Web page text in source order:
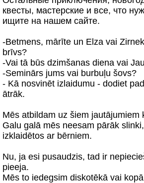
квесты, мастерские и все, что
ищите на нашем сайте.
-Betmens, mārīte un Elza vai
brīvs?
-Vai tā būs dzimšanas diena vai
-Seminārs jums vai burbuļu šovs?
- Kā nosvinēt izlaidumu - dodiet
ātrāk.
Mēs atbildam uz šiem jautājumiem
Galu galā mēs neesam pārāk
izklaidētos ar bērniem.
Nu, ja esi pusaudzis, tad ir
pieeja.
Mēs to iedegsim diskotēkā vai